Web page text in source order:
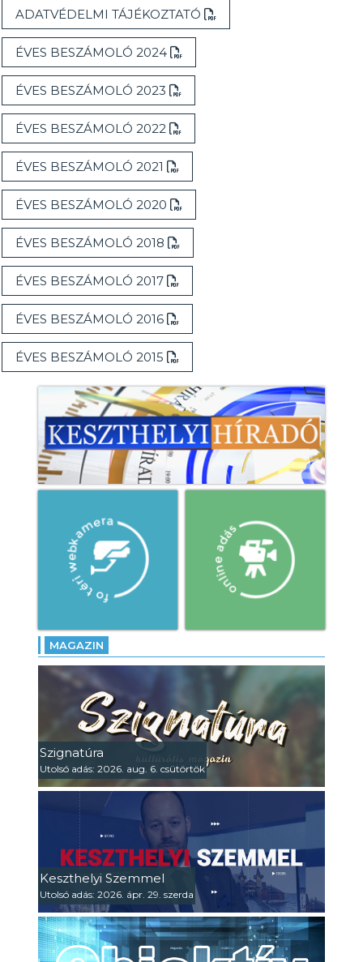
ADATVÉDELMI TÁJÉKOZTATÓ
ÉVES BESZÁMOLÓ 2024
ÉVES BESZÁMOLÓ 2023
ÉVES BESZÁMOLÓ 2022
ÉVES BESZÁMOLÓ 2021
ÉVES BESZÁMOLÓ 2020
ÉVES BESZÁMOLÓ 2018
ÉVES BESZÁMOLÓ 2017
ÉVES BESZÁMOLÓ 2016
ÉVES BESZÁMOLÓ 2015
MAGAZIN
Szignatúra
Utolsó adás: 2026. aug. 6. csütörtök
Keszthelyi Szemmel
Utolsó adás: 2026. ápr. 29. szerda